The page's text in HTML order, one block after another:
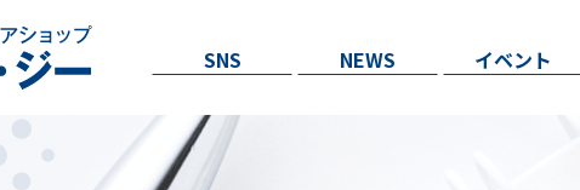
SNS NEWS イベント